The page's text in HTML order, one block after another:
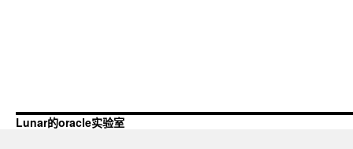
Lunar的oracle实验室